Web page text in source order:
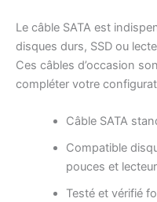
Le câble SATA est
disques durs, SSD ou
Ces câbles d’occasion
compléter votre
Câble SATA
Compatible
pouces et
Testé et vérifié